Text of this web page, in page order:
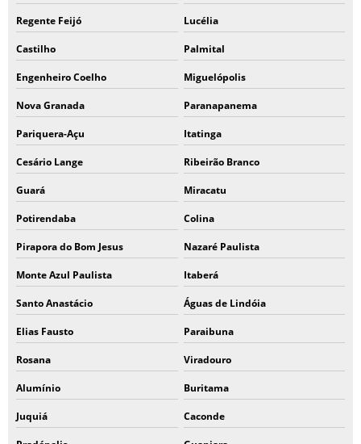
Regente Feijó Lucélia
Castilho Palmital
Engenheiro Coelho Miguelópolis
Nova Granada Paranapanema
Pariquera-Açu Itatinga
Cesário Lange Ribeirão Branco
Guará Miracatu
Potirendaba Colina
Pirapora do Bom Jesus Nazaré Paulista
Monte Azul Paulista Itaberá
Santo Anastácio Águas de Lindóia
Elias Fausto Paraibuna
Rosana Viradouro
Alumínio Buritama
Juquiá Caconde